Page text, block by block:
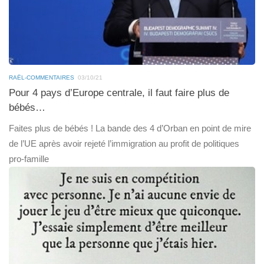
RAËL-COMMENTAIRES 03/10/21
Pour 4 pays d’Europe centrale, il faut faire plus de
bébés…
Faites plus de bébés ! La bande des 4 d’Orban en point de mire
de l’UE après avoir rejeté l’immigration au profit de politiques
pro-famille